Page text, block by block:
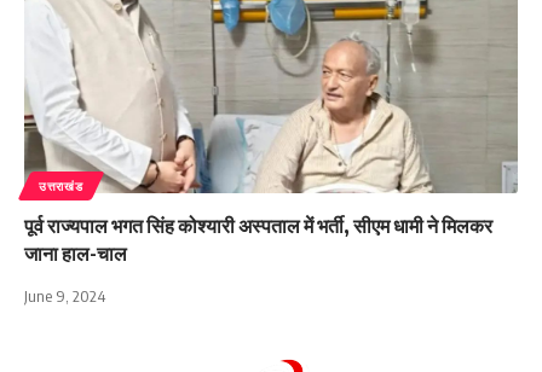
उत्तराखंड
पूर्व राज्यपाल भगत सिंह कोश्यारी अस्पताल में भर्ती, सीएम धामी ने मिलकर
जाना हाल-चाल
June 9, 2024